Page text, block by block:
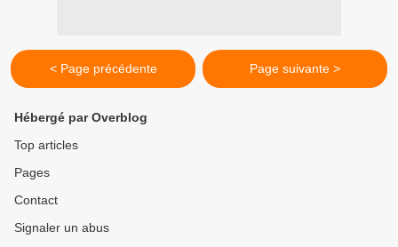
< Page précédente Page suivante >
Hébergé par Overblog
Top articles
Pages
Contact
Signaler un abus